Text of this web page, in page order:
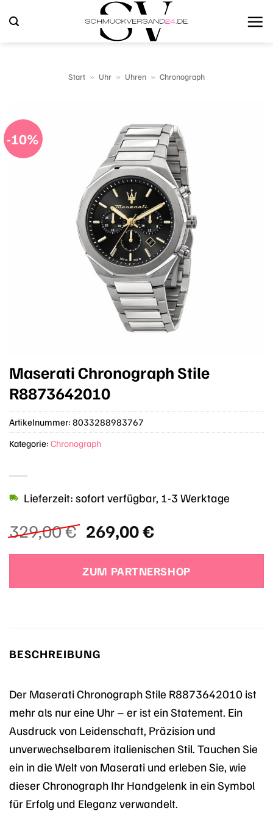
Inhalt
springen
Start » Uhr » Uhren » Chronograph
-10%
Maserati Chronograph Stile
R8873642010
329,00€ Ursprünglicher
Preis
war:
329,00 €
269,00€Aktueller
ist:
269,00 €.
Lieferzeit: sofort verfügbar, 1-3 Werktage
ZUM PARTNERSHOP
Artikelnummer: 8033288983767
Kategorie: Chronograph
BESCHREIBUNG
Der Maserati Chronograph Stile R8873642010 ist
mehr als nur eine Uhr – er ist ein Statement. Ein
Ausdruck von Leidenschaft, Präzision und
unverwechselbarem italienischen Stil. Tauchen Sie
ein in die Welt von Maserati und erleben Sie, wie
dieser Chronograph Ihr Handgelenk in ein Symbol
für Erfolg und Eleganz verwandelt.